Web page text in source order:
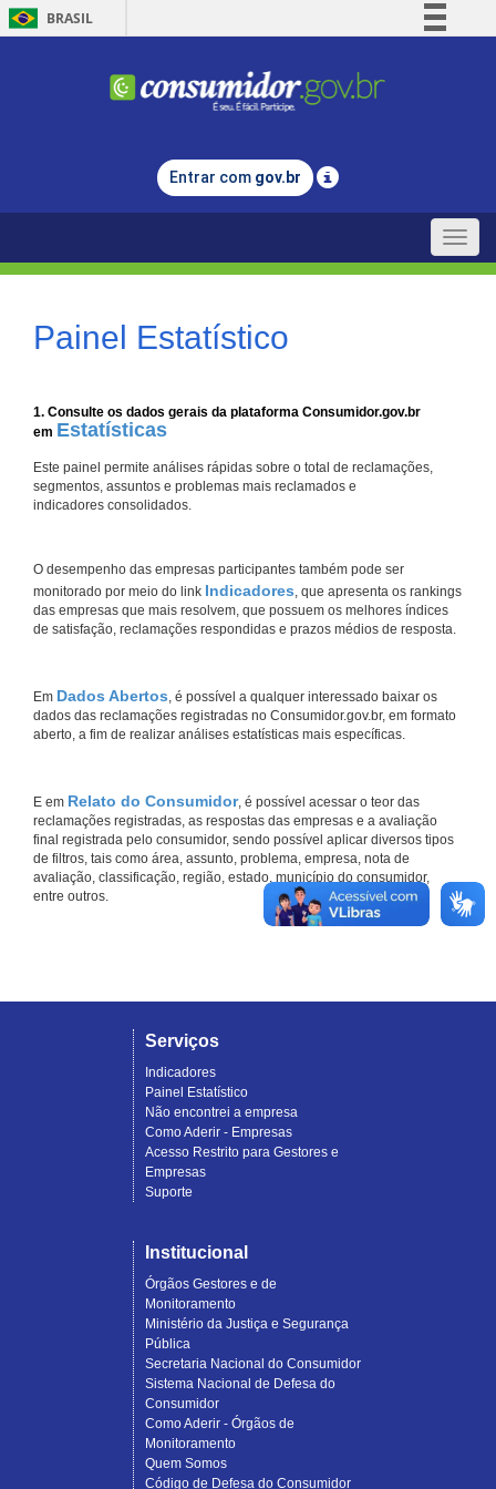
BRASIL
Comunica BR
Legislação
Entrar com gov.br
Toggle
Painel Estatístico
1. Consulte os dados gerais da plataforma Consumidor.gov.br
em Estatísticas
Este painel permite análises rápidas sobre o total de reclamações,
segmentos, assuntos e problemas mais reclamados e
indicadores consolidados.
O desempenho das empresas participantes também pode ser
monitorado por meio do link Indicadores, que apresenta os rankings
das empresas que mais resolvem, que possuem os melhores índices
de satisfação, reclamações respondidas e prazos médios de resposta.
Em Dados Abertos, é possível a qualquer interessado baixar os
dados das reclamações registradas no Consumidor.gov.br, em formato
aberto, a fim de realizar análises estatísticas mais específicas.
E em Relato do Consumidor, é possível acessar o teor das
reclamações registradas, as respostas das empresas e a avaliação
final registrada pelo consumidor, sendo possível aplicar diversos tipos
de filtros, tais como área, assunto, problema, empresa, nota de
avaliação, classificação, região, estado, município do consumidor,
entre outros.
Serviços
Indicadores
Painel Estatístico
Não encontrei a empresa
Como Aderir - Empresas
Acesso Restrito para Gestores e
Empresas
Suporte
Institucional
Órgãos Gestores e de
Monitoramento
Ministério da Justiça e Segurança
Pública
Secretaria Nacional do Consumidor
Sistema Nacional de Defesa do
Consumidor
Como Aderir - Órgãos de
Monitoramento
Quem Somos
Código de Defesa do Consumidor